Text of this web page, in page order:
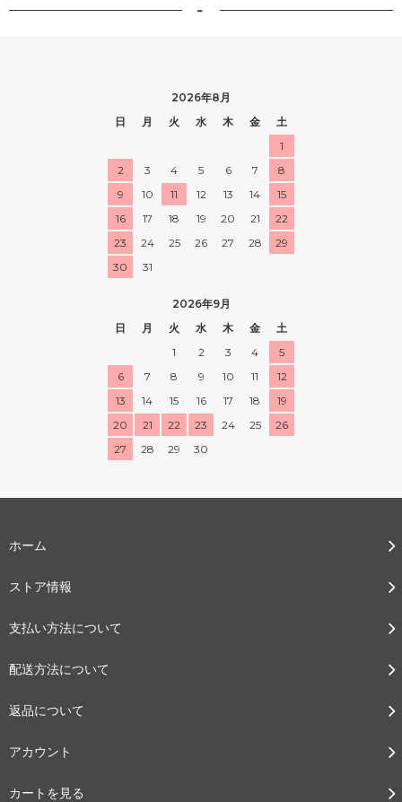
-
2026年8月
日
月 火 水 木 金
土
1
2
3 4 5 6 7
8
9
10 11 12 13 14
15
16
17 18 19 20 21
22
23
24 25 26 27 28
29
30
31
2026年9月
日
月 火 水 木 金
土
1
2 3 4
5
6
7 8 9 10 11
12
13
14 15 16 17 18
19
20
21 22 23 24 25
26
27
28 29 30
ホーム
ストア情報
支払い方法について
配送方法について
返品について
アカウント
カートを見る